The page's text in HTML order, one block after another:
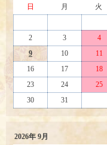
日
月 火
2
3 4
9
10 11
16
17 18
23
24 25
30
31
2026年 9月